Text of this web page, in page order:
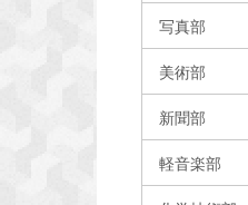
写真部
美術部
新聞部
軽音楽部